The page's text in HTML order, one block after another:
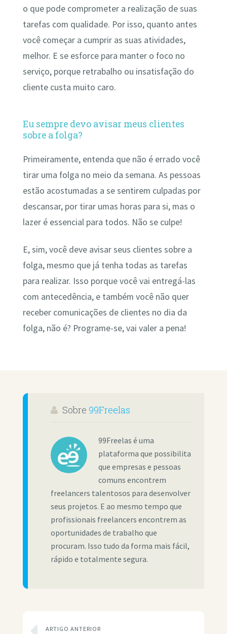
o que pode comprometer a realização de suas
tarefas com qualidade. Por isso, quanto antes
você começar a cumprir as suas atividades,
melhor. E se esforce para manter o foco no
serviço, porque retrabalho ou insatisfação do
cliente custa muito caro.
Eu sempre devo avisar meus clientes
sobre a folga?
Primeiramente, entenda que não é errado você
tirar uma folga no meio da semana. As pessoas
estão acostumadas a se sentirem culpadas por
descansar, por tirar umas horas para si, mas o
lazer é essencial para todos. Não se culpe!
E, sim, você deve avisar seus clientes sobre a
folga, mesmo que já tenha todas as tarefas
para realizar. Isso porque você vai entregá-las
com antecedência, e também você não quer
receber comunicações de clientes no dia da
folga, não é? Programe-se, vai valer a pena!
Sobre 99Freelas
99Freelas é uma
plataforma que possibilita
que empresas e pessoas
comuns encontrem
freelancers talentosos para desenvolver
seus projetos. E ao mesmo tempo que
profissionais freelancers encontrem as
oportunidades de trabalho que
procuram. Isso tudo da forma mais fácil,
rápido e totalmente segura.
ARTIGO ANTERIOR